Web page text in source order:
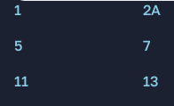
1 2А
5
7
11
13